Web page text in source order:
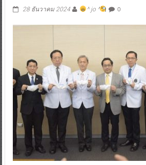
28 ธันวาคม 2024 ^ jo ^ 0